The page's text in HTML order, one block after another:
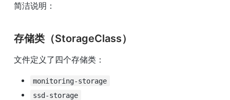
简洁说明：
存储类（StorageClass）
文件定义了四个存储类：
monitoring-storage
ssd-storage